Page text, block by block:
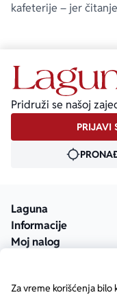
Za vreme korišćenja bilo
kafeterije – jer
Pridruži se našoj
PRIJAVI
Laguna
Informacije
Moj nalog